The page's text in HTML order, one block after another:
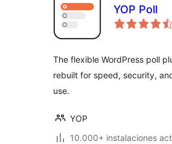
YOP Poll
The flexible WordPress poll
rebuilt for speed, security,
use.
YOP
10.000+ instalaciones